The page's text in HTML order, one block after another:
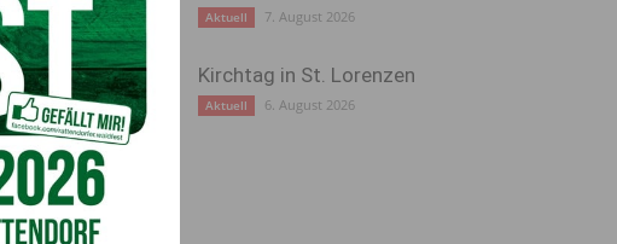
Aktuell 7. August 2026
Kirchtag in St. Lorenzen
Aktuell 6. August 2026